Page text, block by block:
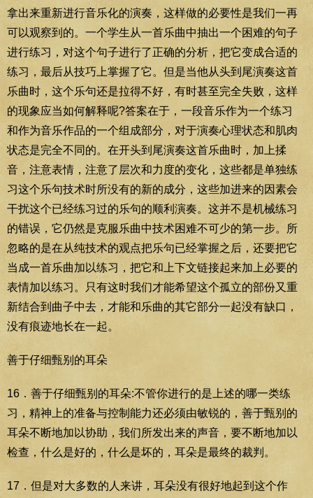
拿出来重新进行音乐化的演奏，这样做的必要性是我们一再
可以观察到的。一个学生从一首乐曲中抽出一个困难的句子
进行练习，对这个句子进行了正确的分析，把它变成合适的
练习，最后从技巧上掌握了它。但是当他从头到尾演奏这首
乐曲时，这个乐句还是拉得不好，有时甚至完全失败，这样
的现象应当如何解释呢?答案在于，一段音乐作为一个练习
和作为音乐作品的一个组成部分，对于演奏心理状态和肌肉
状态是完全不同的。在开头到尾演奏这首乐曲时，加上揉
音，注意表情，注意了层次和力度的变化，这些都是单独练
习这个乐句技术时所没有的新的成分，这些加进来的因素会
干扰这个已经练习过的乐句的顺利演奏。这并不是机械练习
的错误，它仍然是克服乐曲中技术困难不可少的第一步。所
忽略的是在从纯技术的观点把乐句已经掌握之后，还要把它
当成一首乐曲加以练习，把它和上下文链接起来加上必要的
表情加以练习。只有这时我们才能希望这个孤立的部份又重
新结合到曲子中去，才能和乐曲的其它部分一起没有缺口，
没有痕迹地长在一起。
善于仔细甄别的耳朵
16．善于仔细甄别的耳朵:不管你进行的是上述的哪一类练
习，精神上的准备与控制能力还必须由敏锐的，善于甄别的
耳朵不断地加以协助，我们所发出来的声音，要不断地加以
检查，什么是好的，什么是坏的，耳朵是最终的裁判。
17．但是对大多数的人来讲，耳朵没有很好地起到这个作